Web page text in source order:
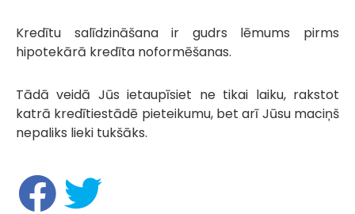
Kredītu salīdzināšana ir gudrs lēmums pirms
hipotekārā kredīta noformēšanas.
Tādā veidā Jūs ietaupīsiet ne tikai laiku, rakstot
katrā kredītiestādē pieteikumu, bet arī Jūsu maciņš
nepaliks lieki tukšāks.